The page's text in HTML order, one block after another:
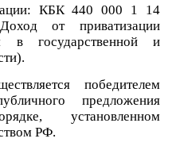
КБК 440 000 1 14
от приватизации
в государственной и
победителем
предложения
установленном
РФ.